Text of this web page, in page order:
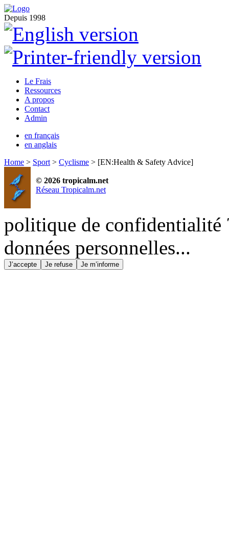
Depuis 1998
Le Frais
Ressources
A propos
Contact
Admin
en français
en anglais
Home > Sport > Cyclisme > [EN:Health & Safety Advice]
© 2026 tropicalm.net
Réseau Tropicalm.net
politique de confidentialité
données personnelles...
J’accepte Je refuse Je m’informe